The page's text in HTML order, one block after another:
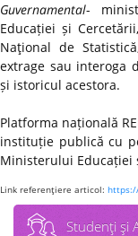
Guvernamental-
Educației și
Naţional de
extrage sau interoga
și istoricul acestora.
Platforma națională
instituție publică cu
Ministerului Educației
Link referenţiere articol:
Studenţi şi